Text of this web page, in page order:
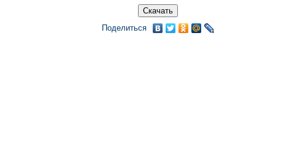
Поделиться